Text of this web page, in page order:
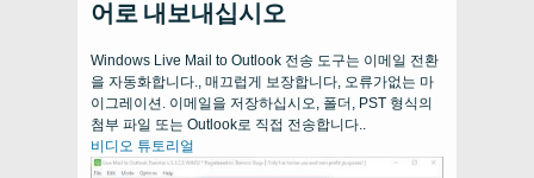
어로 내보내십시오
Windows Live Mail to Outlook 전송 도구는 이메일 전환
을 자동화합니다., 매끄럽게 보장합니다, 오류가없는 마
이그레이션. 이메일을 저장하십시오, 폴더, PST 형식의
첨부 파일 또는 Outlook로 직접 전송합니다..
비디오 튜토리얼